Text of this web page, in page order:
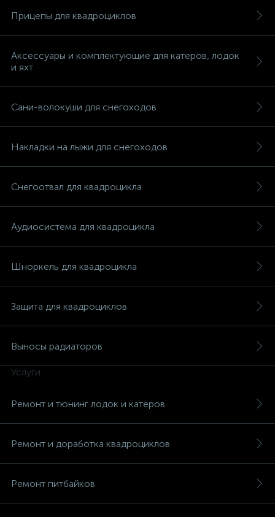
Прицепы для квадроциклов
Аксессуары и комплектующие для катеров, лодок
и яхт
Сани-волокуши для снегоходов
Накладки на лыжи для снегоходов
Снегоотвал для квадроцикла
Аудиосистема для квадроцикла
Шноркель для квадроцикла
Защита для квадроциклов
Выносы радиаторов
Услуги
Ремонт и тюнинг лодок и катеров
Ремонт и доработка квадроциклов
Ремонт питбайков